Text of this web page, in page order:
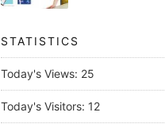
STATISTICS
Today's Views: 25
Today's Visitors: 12